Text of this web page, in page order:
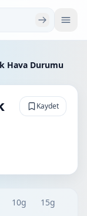
Hava Durumu
Kaydet
10g
15g